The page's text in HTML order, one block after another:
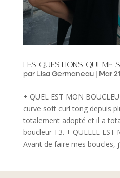
les questions qui me
par Lisa Germaneau| Mar
+ QUEL EST MON
curve soft curl tong depuis
totalement adopté et il a
boucleur T3. + QUELLE EST
Avant de faire mes boucles,